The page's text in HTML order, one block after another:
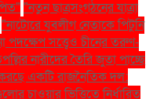
"নতুন ছাত্রসংগঠনের যাত্রা
"নাটোরে যুবলীগ নেতাকে পিটুনি
পদক্ষেপ সত্ত্বেও চীনের তরুণ-
নারীদের তৈরি জুতা পাচ্ছে
করছে একটি রাজনৈতিক দল:
চাওয়ার ভিত্তিতে নির্ধারিত